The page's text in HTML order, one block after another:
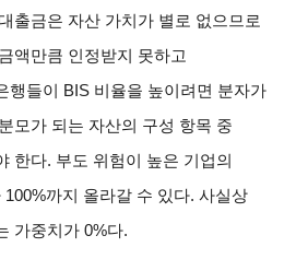
출금은 자산 가치가 별로 없으므로
액만큼 인정받지 못하고
행들이 BIS 비율을 높이려면 분자가
모가 되는 자산의 구성 항목 중
한다. 부도 위험이 높은 기업의
까지 올라갈 수 있다. 사실상
가중치가 0%다.